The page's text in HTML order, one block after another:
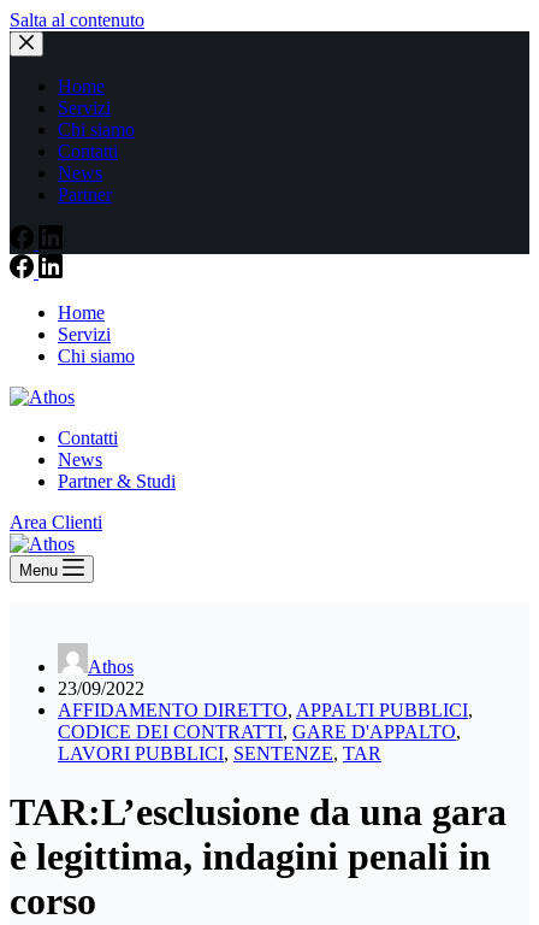
Salta al contenuto
Home
Servizi
Chi siamo
Contatti
News
Partner
Home
Servizi
Chi siamo
Contatti
News
Partner & Studi
Area Clienti
Menu
Athos
23/09/2022
AFFIDAMENTO DIRETTO, APPALTI PUBBLICI,
CODICE DEI CONTRATTI, GARE D'APPALTO,
LAVORI PUBBLICI, SENTENZE, TAR
TAR:L’esclusione da una gara
è legittima, indagini penali in
corso